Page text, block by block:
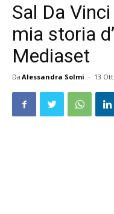
Sal Da
mia storia
Mediaset
Da Alessandra Solmi - 13